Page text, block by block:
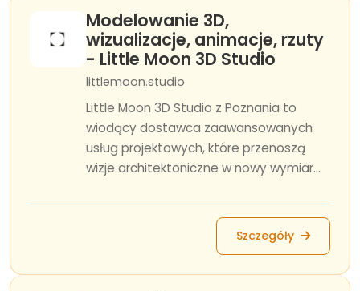
Modelowanie 3D,
wizualizacje, animacje, rzuty
- Little Moon 3D Studio
littlemoon.studio
Little Moon 3D Studio z Poznania to
wiodący dostawca zaawansowanych
usług projektowych, które przenoszą
wizje architektoniczne w nowy wymiar...
Szczegóły